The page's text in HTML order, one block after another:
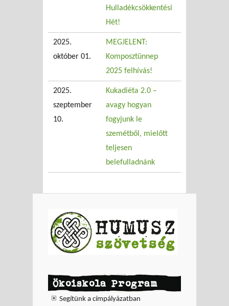
Hulladékcsökkentési
Hét!
2025.
október 01.
MEGJELENT:
Komposztünnep
2025 felhívás!
2025.
szeptember
10.
Kukadiéta 2.0 –
avagy hogyan
fogyjunk le
szemétből, mielőtt
teljesen
belefulladnánk
Ökoiskola Program
Segítünk a címpályázatban